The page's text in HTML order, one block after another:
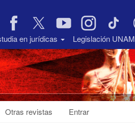
en jurídicas Legislación UNAM
Otras revistas Entrar